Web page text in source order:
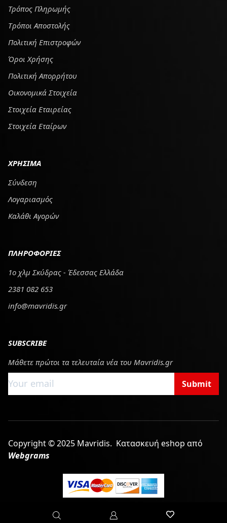
Τρόπος Πληρωμής
Tρόποι Αποστολής
Πολιτική Επιστροφών
Όροι Χρήσης
Πολιτική Απορρήτου
Οικονομικά Στοιχεία
Στοιχεία Εταιρείας
Στοιχεία Εταίρων
ΧΡΗΣΙΜΑ
Σύνδεση
Λογαριασμός
Καλάθι Αγορών
ΠΛΗΡΟΦΟΡΙΕΣ
1ο χλμ Σκύδρας - Έδεσσας Ελλάδα
2381 082 653
info@mavridis.gr
SUBSCRIBE
Μάθετε πρώτοι τα τελευταία νέα του Mavridis.gr
Submit
Copyright © 2025 Mavridis. Κατασκευή eshop από
Webgrams